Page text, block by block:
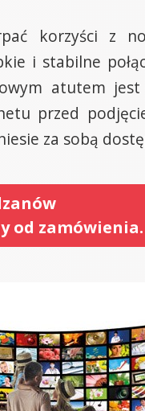
korzyści z
i stabilne
atutem
przed
za sobą
od zamówienia.